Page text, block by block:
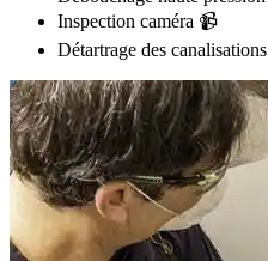
Inspection caméra 📹
Détartrage des canalisations